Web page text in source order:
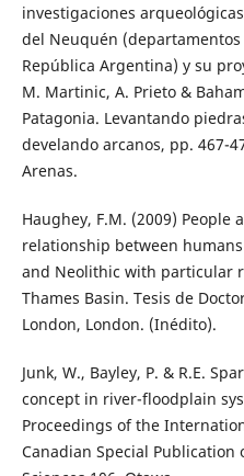
investigaciones
del Neuquén
República Argentina) y su
M. Martinic, A. Prieto &
Patagonia. Levantando
develando arcanos, pp. 467-
Arenas.
Haughey, F.M. (2009) People
relationship between
and Neolithic with particular
Thames Basin. Tesis de
London, London. (Inédito).
Junk, W., Bayley, P. & R.E.
concept in river-floodplain
Proceedings of the
Canadian Special Publication